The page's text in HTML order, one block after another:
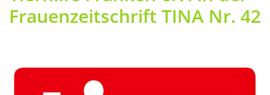
Frauenzeitschrift TINA Nr. 42